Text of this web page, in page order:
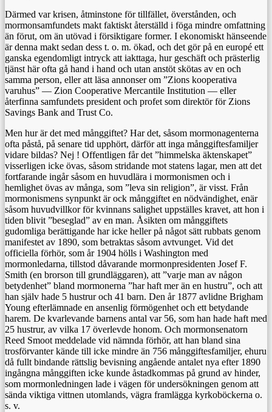
Därmed var krisen, åtminstone för tillfället, överstånden, och
mormonsamfundets makt faktiskt återställd i föga mindre omfattning
än förut, om än utövad i försiktigare former. I ekonomiskt hänseende
är denna makt sedan dess t. o. m. ökad, och det gör på en europé ett
ganska egendomligt intryck att iakttaga, hur geschäft och prästerlig
tjänst här ofta gå hand i hand och utan anstöt skötas av en och
samma person, eller att läsa annonser om ”Zions kooperativa
varuhus” — Zion Cooperative Mercantile Institution — eller
återfinna samfundets president och profet som direktör för Zions
Savings Bank and Trust Co.
Men hur är det med månggiftet? Har det, såsom mormonagenterna
ofta påstå, på senare tid upphört, därför att inga månggiftesfamiljer
vidare bildas? Nej ! Offentligen får det ”himmelska äktenskapet”
visserligen icke övas, såsom stridande mot statens lagar, men att det
fortfarande ingår såsom en huvudlära i mormonismen och i
hemlighet övas av många, som ”leva sin religion”, är visst. Från
mormonismens synpunkt är ock månggiftet en nödvändighet, enär
såsom huvudvillkor för kvinnans salighet uppställes kravet, att hon i
tiden blivit ”beseglad” av en man. Åsikten om månggiftets
gudomliga berättigande har icke heller på något sätt rubbats genom
manifestet av 1890, som betraktas såsom avtvunget. Vid det
officiella förhör, som år 1904 hölls i Washington med
mormonledarna, tillstod dåvarande mormonpresidenten Josef F.
Smith (en brorson till grundläggaren), att ”varje man av någon
betydenhet” bland mormonerna ”har haft mer än en hustru”, och att
han själv hade 5 hustrur och 41 barn. Den år 1877 avlidne Brigham
Young efterlämnade en ansenlig förmögenhet och ett betydande
harem. De kvarlevande barnens antal var 56, som han hade haft med
25 hustrur, av vilka 17 överlevde honom. Och mormonsenatorn
Reed Smoot meddelade vid nämnda förhör, att han bland sina
trosförvanter kände till icke mindre än 756 månggiftesfamiljer, ehuru
då fullt bindande rättslig bevisning angående antalet nya efter 1890
ingångna månggiften icke kunde åstadkommas på grund av hinder,
som mormonledningen lade i vägen för undersökningen genom att
sända viktiga vittnen utomlands, vägra framlägga kyrkoböckerna o.
s. v.